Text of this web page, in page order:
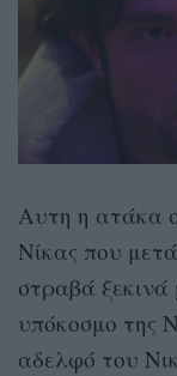
Αυτη η ατάκα
Νίκας που
στραβά ξεκινά
υπόκοσμο της
αδελφό του